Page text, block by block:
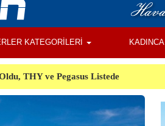
KATEGORİLERİ KADINCA
THY ve Pegasus Listede
Şüpheli Cisim Alarmı
2 Helikopter Havada Çarpıştı